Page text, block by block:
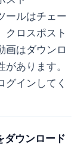
ールはチェー
クロスポスト
画はダウンロ
あります。
グインしてく
ダウンロード